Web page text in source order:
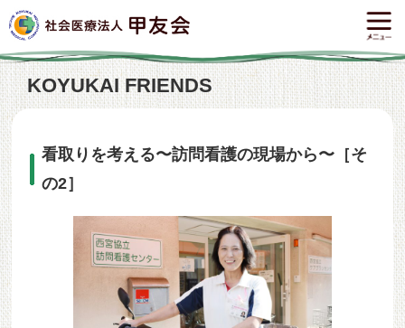
KOYUKAI FRIENDS
看取りを考える〜訪問看護の現場から〜［そ
の2］